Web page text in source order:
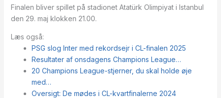
Finalen bliver spillet på stadionet Atatürk Olimpiyat i Istanbul
den 29. maj klokken 21.00.
Læs også:
PSG slog Inter med rekordsejr i CL-finalen 2025
Resultater af onsdagens Champions League…
20 Champions League-stjerner, du skal holde øje
med…
Oversigt: De mødes i CL-kvartfinalerne 2024